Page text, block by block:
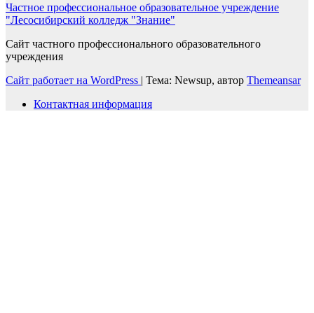
Частное профессиональное образовательное учреждение
"Лесосибирский колледж "Знание"
Сайт частного профессионального образовательного
учреждения
Сайт работает на WordPress | Тема: Newsup, автор Themeansar
Контактная информация